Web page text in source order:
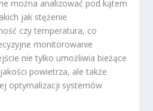
można analizować pod kątem
jak stężenie
czy temperatura, co
monitorowanie
nie tylko umożliwia bieżące
powietrza, ale także
optymalizacji systemów